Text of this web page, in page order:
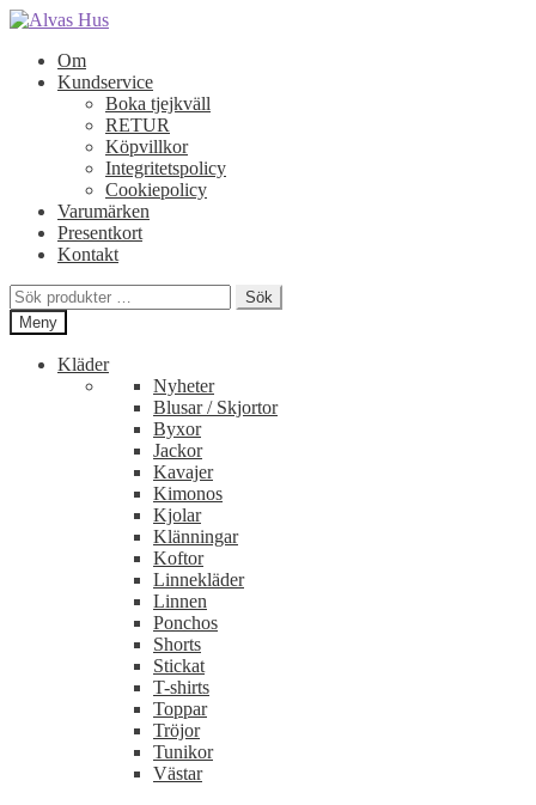
Hoppa
navigering
Hoppa
innehållOm
Kundservice
Boka tjejkväll
RETUR
Köpvillkor
Integritetspolicy
Cookiepolicy
Varumärken
Presentkort
Kontakt
Sök
efter:
Sök
Meny
Kläder
Nyheter
Blusar / Skjortor
Byxor
Jackor
Kavajer
Kimonos
Kjolar
Klänningar
Koftor
Linnekläder
Linnen
Ponchos
Shorts
Stickat
T-shirts
Toppar
Tröjor
Tunikor
Västar